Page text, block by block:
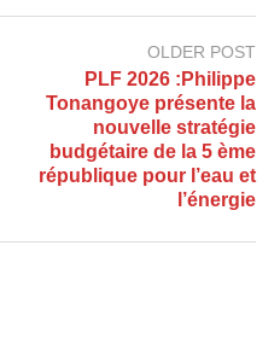
OLDER POST
PLF 2026 :Philippe
Tonangoye présente la
nouvelle stratégie
budgétaire de la 5 ème
république pour l’eau et
l’énergie